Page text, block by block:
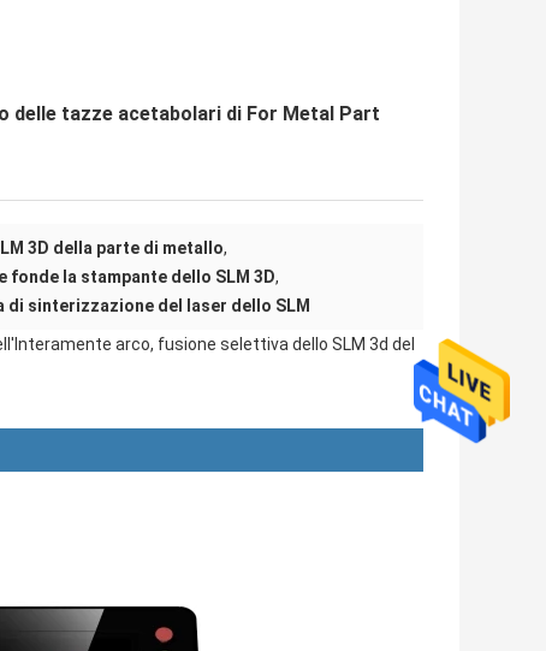
delle tazze acetabolari di For Metal Part
3D della parte di metallo,
fonde la stampante dello SLM 3D,
di sinterizzazione del laser dello SLM
arco, fusione selettiva dello SLM 3d del